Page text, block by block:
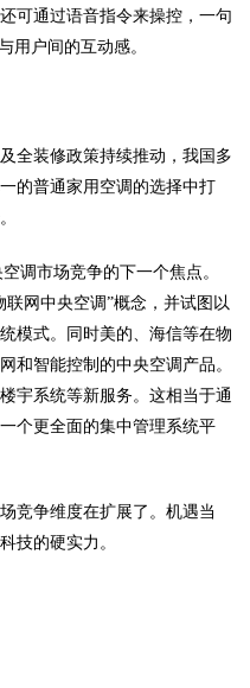
可通过语音指令来操控，一句
用户间的互动感。
全装修政策持续推动，我国多
的普通家用空调的选择中打
调市场竞争的下一个焦点。
网中央空调”概念，并试图以
模式。同时美的、海信等在物
和智能控制的中央空调产品。
宇系统等新服务。这相当于通
个更全面的集中管理系统平
竞争维度在扩展了。机遇当
技的硬实力。